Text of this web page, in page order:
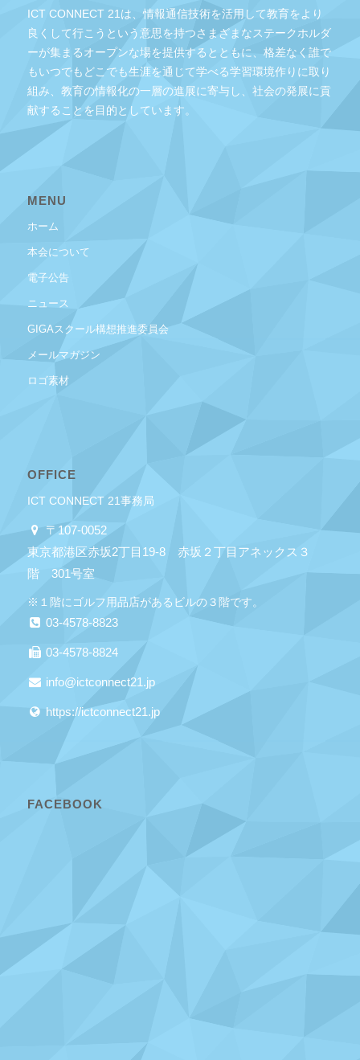
ICT CONNECT 21は、情報通信技術を活用して教育をより
良くして行こうという意思を持つさまざまなステークホルダ
ーが集まるオープンな場を提供するとともに、格差なく誰で
もいつでもどこでも生涯を通じて学べる学習環境作りに取り
組み、教育の情報化の一層の進展に寄与し、社会の発展に貢
献することを目的としています。
MENU
ホーム
本会について
電子公告
ニュース
GIGAスクール構想推進委員会
メールマガジン
ロゴ素材
OFFICE
ICT CONNECT 21事務局
〒107-0052
東京都港区赤坂2丁目19-8 赤坂２丁目アネックス３
階 301号室
※１階にゴルフ用品店があるビルの３階です。
03-4578-8823
03-4578-8824
info@ictconnect21.jp
https://ictconnect21.jp
FACEBOOK